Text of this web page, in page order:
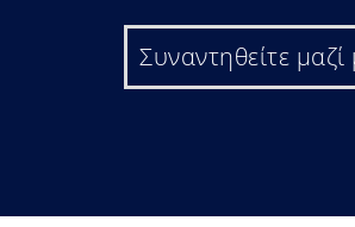
Συναντηθείτε μαζί